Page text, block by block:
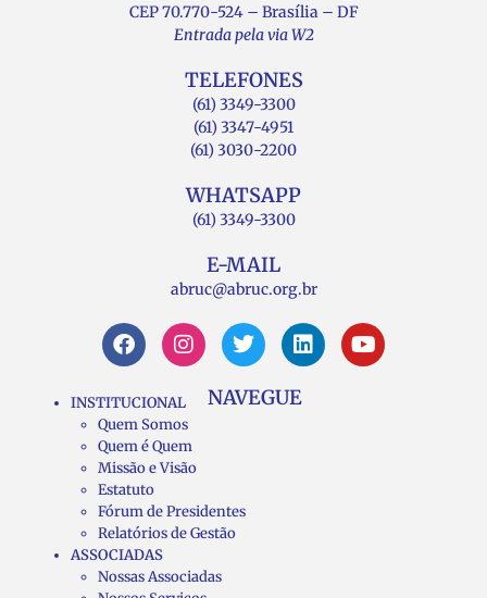
CEP 70.770-524 – Brasília – DF
Entrada pela via W2
TELEFONES
(61) 3349-3300
(61) 3347-4951
(61) 3030-2200
WHATSAPP
(61) 3349-3300
E-MAIL
abruc@abruc.org.br
NAVEGUE
INSTITUCIONAL
Quem Somos
Quem é Quem
Missão e Visão
Estatuto
Fórum de Presidentes
Relatórios de Gestão
ASSOCIADAS
Nossas Associadas